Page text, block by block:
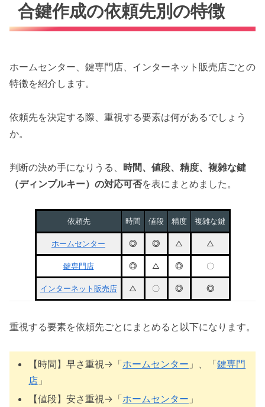
合鍵作成の依頼先別の特徴
ホームセンター、鍵専門店、インターネット販売店ごとの
特徴を紹介します。
依頼先を決定する際、重視する要素は何があるでしょう
か。
判断の決め手になりうる、 時間、値段、精度、複雑な鍵
（ディンプルキー）の対応可否を表にまとめました。
依頼先 時間 値段 精度 複雑な鍵
ホームセンター ◎ ◎ △ △
鍵専門店 ◎ △ ◎ 〇
インターネット販売店 △ 〇 ◎ ◎
重視する要素を依頼先ごとにまとめると以下になります。
【時間】早さ重視→「ホームセンター 」、「鍵専門
店 」
【値段】安さ重視→「ホームセンター 」